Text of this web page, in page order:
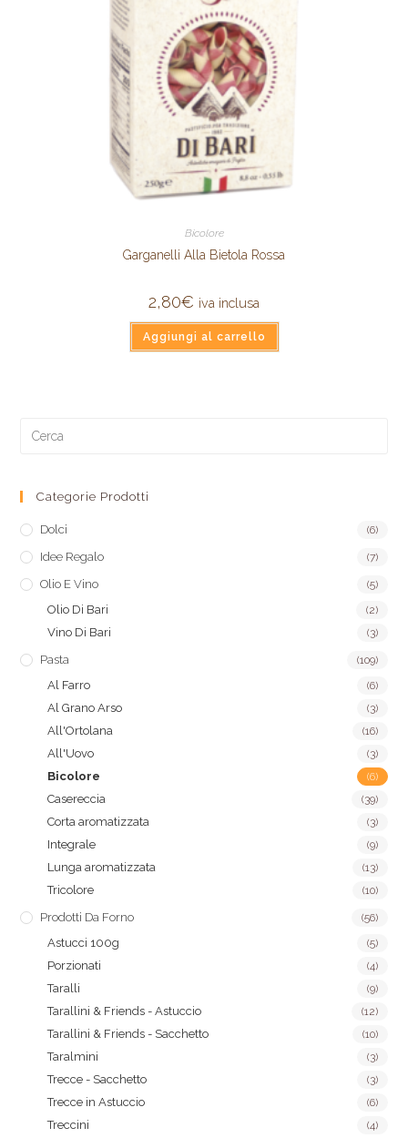
Bicolore
Garganelli Alla Bietola Rossa
2,80€ iva inclusa
Aggiungi al carrello
Categorie Prodotti
Dolci (6)
Idee Regalo (7)
Olio E Vino (5)
Olio Di Bari (2)
Vino Di Bari (3)
Pasta (109)
Al Farro (6)
Al Grano Arso (3)
All'Ortolana (16)
All'Uovo (3)
Bicolore (6)
Casereccia (39)
Corta aromatizzata (3)
Integrale (9)
Lunga aromatizzata (13)
Tricolore (10)
Prodotti Da Forno (56)
Astucci 100g (5)
Porzionati (4)
Taralli (9)
Tarallini & Friends - Astuccio (12)
Tarallini & Friends - Sacchetto (10)
Taralmini (3)
Trecce - Sacchetto (3)
Trecce in Astuccio (6)
Treccini (4)